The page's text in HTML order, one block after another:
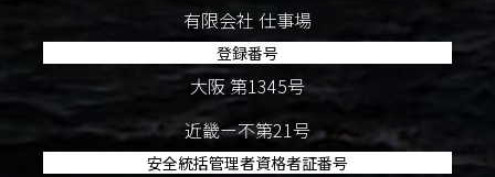
有限会社 仕事場
登録番号
大阪 第1345号
近畿ー不第21号
安全統括管理者資格者証番号